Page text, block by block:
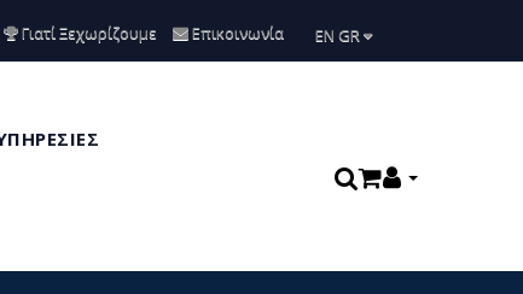
Γιατί Ξεχωρίζουμε Επικοινωνία ΕΝ GR